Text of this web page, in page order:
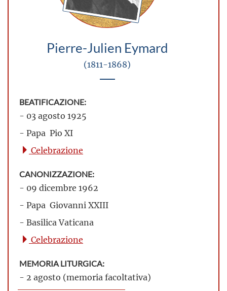
Pierre-Julien Eymard
(1811-1868)
BEATIFICAZIONE:
- 03 agosto 1925
- Papa Pio XI
Celebrazione
CANONIZZAZIONE:
- 09 dicembre 1962
- Papa Giovanni XXIII
- Basilica Vaticana
Celebrazione
MEMORIA LITURGICA:
- 2 agosto (memoria facoltativa)